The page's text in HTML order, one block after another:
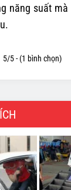
năng suất
5/5 - (1 bình chọn)